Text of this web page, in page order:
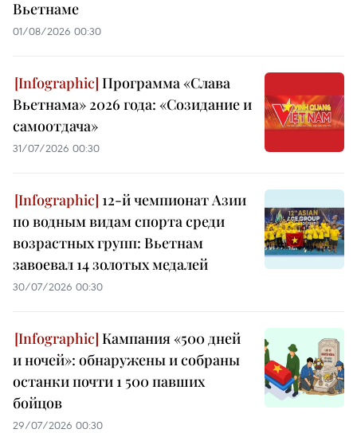
Вьетнаме
01/08/2026 00:30
Программа «Слава
Вьетнама» 2026 года: «Созидание и
самоотдача»
31/07/2026 00:30
12-й чемпионат Азии
по водным видам спорта среди
возрастных групп: Вьетнам
завоевал 14 золотых медалей
30/07/2026 00:30
Кампания «500 дней
и ночей»: обнаружены и собраны
останки почти 1 500 павших
бойцов
29/07/2026 00:30